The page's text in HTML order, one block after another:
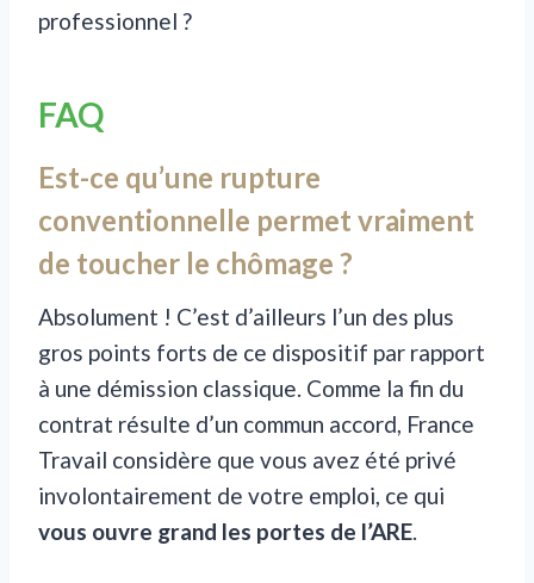
professionnel ?
FAQ
Est-ce qu’une rupture
conventionnelle permet vraiment
de toucher le chômage ?
Absolument ! C’est d’ailleurs l’un des plus
gros points forts de ce dispositif par rapport
à une démission classique. Comme la fin du
contrat résulte d’un commun accord, France
Travail considère que vous avez été privé
involontairement de votre emploi, ce qui
vous ouvre grand les portes de l’ARE.